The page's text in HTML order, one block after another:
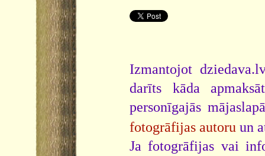
Izmantojot
darīts kāda
personīgajās
fotogrāfijas autoru un
Ja fotogrāfijas vai